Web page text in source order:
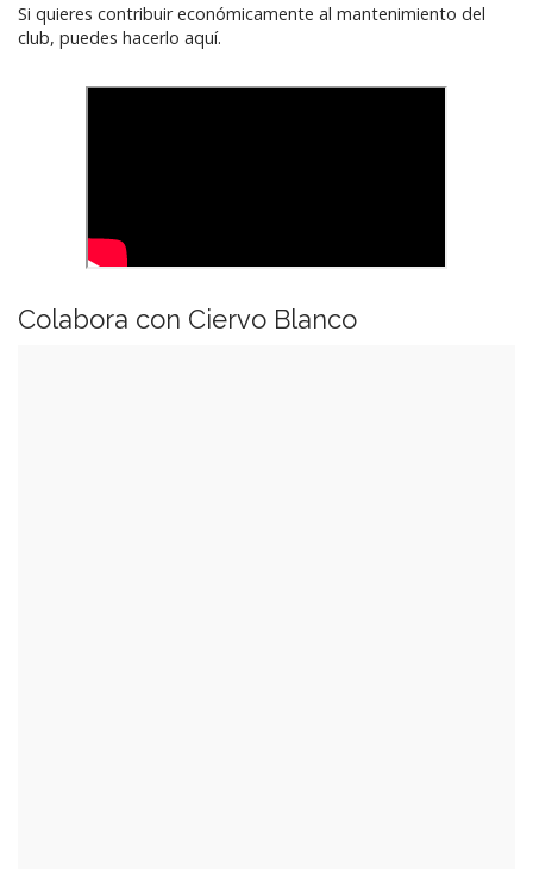
Si quieres contribuir económicamente al mantenimiento del
club, puedes hacerlo aquí.
Colabora con Ciervo Blanco